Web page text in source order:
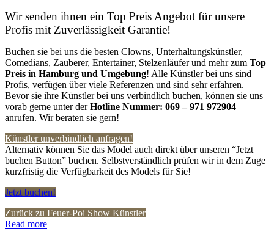
Wir senden ihnen ein Top Preis Angebot für unsere
Profis mit Zuverlässigkeit Garantie!
Buchen sie bei uns die besten Clowns, Unterhaltungskünstler,
Comedians, Zauberer, Entertainer, Stelzenläufer und mehr zum Top
Preis in Hamburg und Umgebung! Alle Künstler bei uns sind
Profis, verfügen über viele Referenzen und sind sehr erfahren.
Bevor sie ihre Künstler bei uns verbindlich buchen, können sie uns
vorab gerne unter derHotline Nummer: 069 – 971 972904
anrufen. Wir beraten sie gern!
Künstler unverbindlich anfragen!
Alternativ können Sie das Model auch direkt über unseren “Jetzt
buchen Button” buchen. Selbstverständlich prüfen wir in dem Zuge
kurzfristig die Verfügbarkeit des Models für Sie!
Jetzt buchen!
Zurück zu Feuer-Poi Show Künstler
Read more